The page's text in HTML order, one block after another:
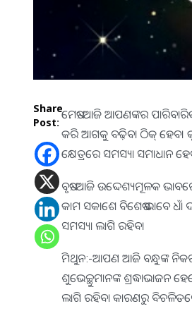
Share
Post:
ମେଷ:-ଆଜି ଆପଣଙ୍କର
କରି ଆଗକୁ ବଢ଼ିବା ଠିକ୍‌ ହେବ।
କ୍ଷେତ୍ରରେ ସମସ୍ୟା ସମାଧାନ
ବୃଷ:-ଆଜି ଉଦ୍ଦେଶ୍ୟମୂଳକ
କାମ ସକାଶେ ବିଶେଷ ଭାବେ
ସମସ୍ୟା ଲାଗି ରହିବ।
ମିଥୁନ:-ଆପଣ ଆଜି ବନ୍ଧୁଙ୍କ
ଶୁଭେଚ୍ଛୁମାନଙ୍କ ଶ୍ରଦ୍ଧାଭାଜନ
ଲାଗି ରହିବା କାରଣରୁ